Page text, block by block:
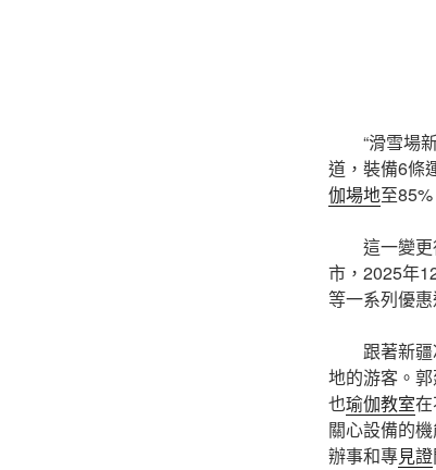
“滑雪場
道，裝備6條
伽場地至
這一變
市，2025年
等一系列優
跟著新
地的游客。
也瑜伽教室
關心設備的
辦事和專見證